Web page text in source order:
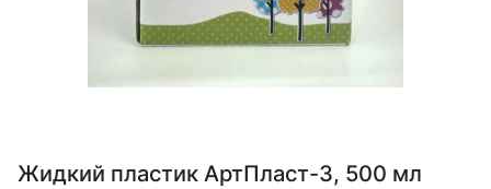
Жидкий пластик АртПласт-3, 500 мл